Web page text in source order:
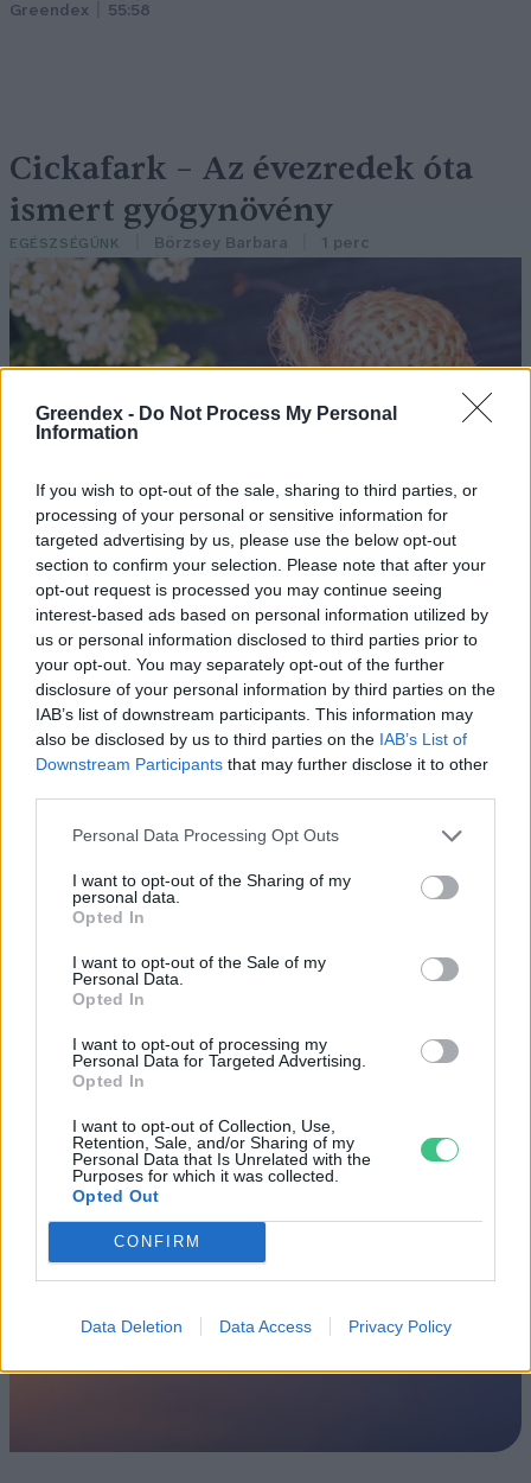
Greendex - Do Not Process My Personal
Information
If you wish to opt-out of the sale, sharing to third parties, or
processing of your personal or sensitive information for
targeted advertising by us, please use the below opt-out
section to confirm your selection. Please note that after your
opt-out request is processed you may continue seeing
interest-based ads based on personal information utilized by
us or personal information disclosed to third parties prior to
your opt-out. You may separately opt-out of the further
disclosure of your personal information by third parties on the
IAB’s list of downstream participants. This information may
also be disclosed by us to third parties on the IAB’s List of
Downstream Participants that may further disclose it to other
Personal Data Processing Opt Outs
I want to opt-out of the Sharing of my
personal data.
Opted In
I want to opt-out of the Sale of my
Personal Data.
Opted In
I want to opt-out of processing my
Personal Data for Targeted Advertising.
Opted In
I want to opt-out of Collection, Use,
Retention, Sale, and/or Sharing of my
Personal Data that Is Unrelated with the
Purposes for which it was collected.
Opted Out
CONFIRM
Data Deletion Data Access Privacy Policy
Greendex 55:58
Cickafark – Az évezredek óta
ismert gyógynövény
EGÉSZSÉGÜNK Börzsey Barbara 1 perc
Ezt a növényt már az őskorban is ismerték, a népi gyógyászatban
Születésnapi programokkal várja a
Fővárosi Állatkert
Szedd magad őszibarack: itt vannak
SZEMLE